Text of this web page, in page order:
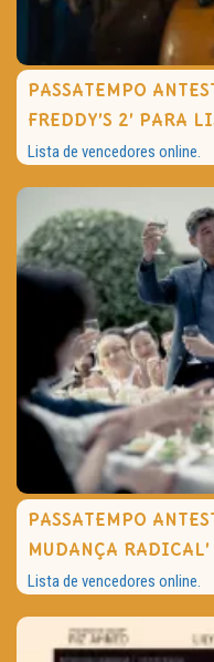
PASSATEMPO
FREDDY’S 2’ PARA
Lista de vencedores online.
PASSATEMPO
MUDANÇA
Lista de vencedores online.